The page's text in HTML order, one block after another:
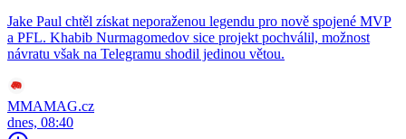
Jake Paul chtěl získat neporaženou legendu pro nově spojené MVP
a PFL. Khabib Nurmagomedov sice projekt pochválil, možnost
návratu však na Telegramu shodil jedinou větou.
MMAMAG.cz
dnes, 08:40